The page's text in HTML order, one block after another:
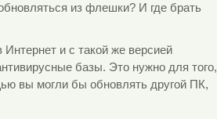
из флешки? И где брать
и с такой же версией
базы. Это нужно для того,
вы могли бы обновлять другой ПК,